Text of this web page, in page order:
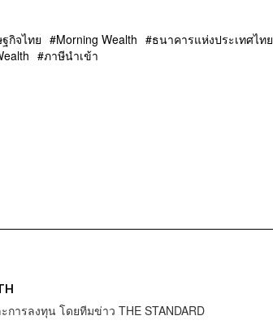
ฐกิจไทย Morning Wealth ธนาคารแห่งประเทศไทย
ภาษีนำเข้า
ารลงทุน โดยทีมข่าว THE STANDARD